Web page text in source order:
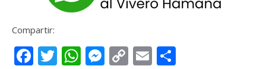
Compartir:
Facebook
Twitter
WhatsApp
Messenger
CopyEmail